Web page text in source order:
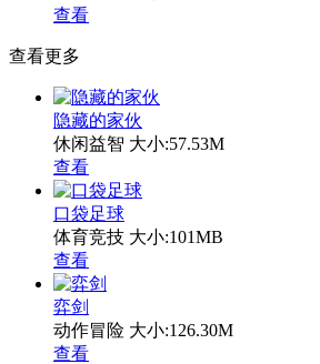
查看
查看更多
隐藏的家伙
休闲益智 大小:57.53M
查看
口袋足球
体育竞技 大小:101MB
查看
弈剑
动作冒险 大小:126.30M
查看